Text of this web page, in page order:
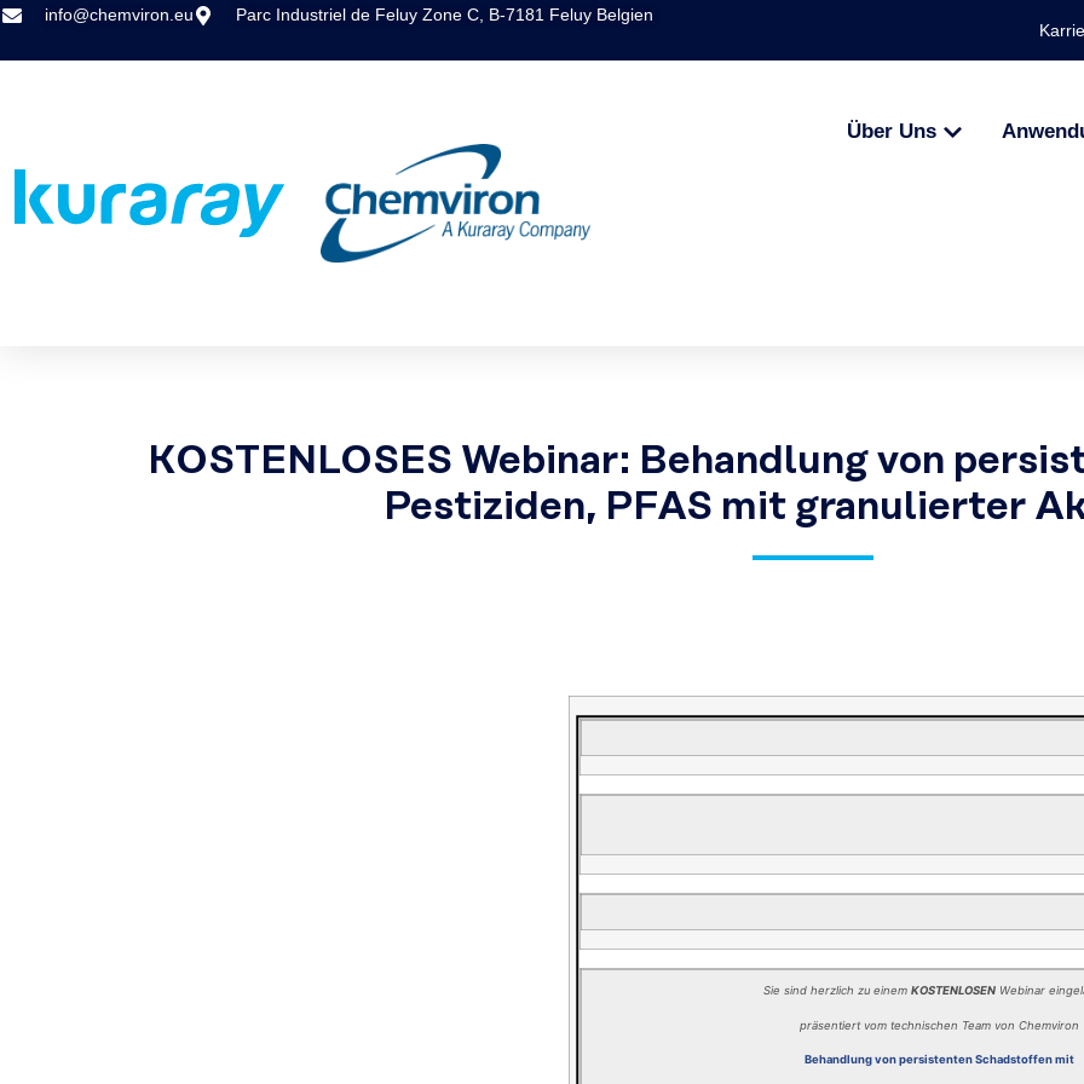
info@chemviron.eu Parc Industriel de Feluy Zone C, B-7181 Feluy Belgien
Über Uns
KOSTENLOSES Webinar: Behandlung von
Pestiziden, PFAS mit granulierter
Sie sind herzlich zu einemKOSTENLOSEN Webinar
präsentiert vom technischen Team von Chemviron
Behandlung von persistenten Schadstoffen mit